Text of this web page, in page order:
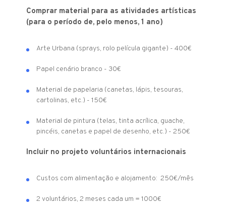
Comprar material para as atividades artísticas
(para o período de, pelo menos, 1 ano)
Arte Urbana (sprays, rolo película gigante) - 400€
Papel cenário branco - 30€
Material de papelaria (canetas, lápis, tesouras,
cartolinas, etc.) - 150€
Material de pintura (telas, tinta acrílica, guache,
pincéis, canetas e papel de desenho, etc.) - 250€
Incluir no projeto voluntários internacionais
Custos com alimentação e alojamento: 250€/mês
2 voluntários, 2 meses cada um = 1000€